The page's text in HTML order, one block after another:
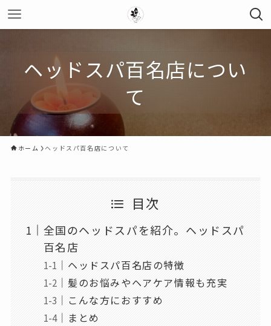
ヘッドスパ百名店につい
て
ホーム ヘッドスパ百名店について
目次
全国のヘッドスパを紹介。ヘッドスパ
百名店
ヘッドスパ百名店の特徴
髪のお悩みやヘアケア情報も充実
こんな方におすすめ
まとめ